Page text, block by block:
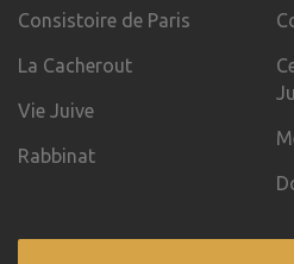
Consistoire de Paris
La Cacherout
Vie Juive
Rabbinat